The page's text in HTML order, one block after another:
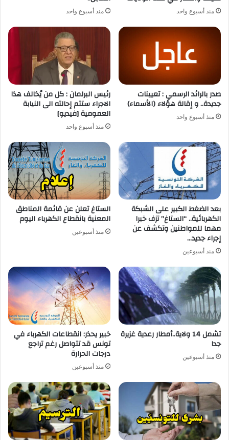
منذ أسبوع واحد منذ أسبوع واحد
صدر بالرائد الرسمي : تعيينات
جديدة.. و إقالة هؤلاء (الأسماء)
منذ أسبوع واحد
رئيس البرلمان : كل من يُخالف هذا
الاجراء ستتم إحالته الى النيابة
العمومية [فيديو]
منذ أسبوع واحد
بعد الضغط الكبير على الشبكة
الكهربائية.. “الستاغ” تزف خبرا
مهما للمواطنين وتكشف عن
إجراء جديد…
منذ أسبوعين
الستاغ تعلن عن قائمة المناطق
المعنية بانقطاع الكهرباء اليوم
منذ أسبوعين
تشمل 14 ولاية..أمطار رعدية غزيرة
جدا
منذ أسبوعين
خبير يحذر: انقطاعات الكهرباء في
تونس قد تتواصل رغم تراجع
درجات الحرارة
منذ أسبوعين